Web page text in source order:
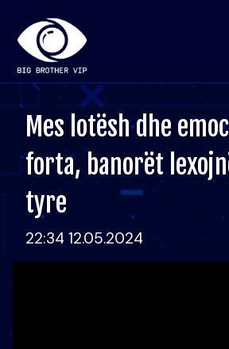
Mes lotësh dhe
forta, banorët
tyre
22:34 12.05.2024